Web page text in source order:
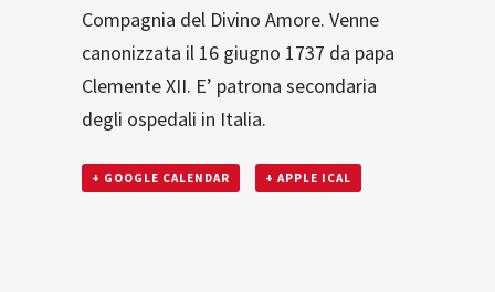
Compagnia del Divino Amore. Venne
canonizzata il 16 giugno 1737 da papa
Clemente XII. E’ patrona secondaria
degli ospedali in Italia.
+ GOOGLE CALENDAR + APPLE ICAL